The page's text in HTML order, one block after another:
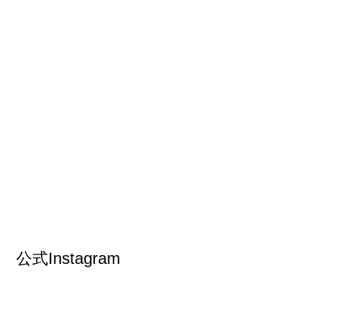
公式Instagram